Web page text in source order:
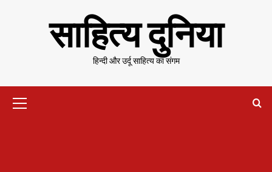
साहित्य दुनिया
हिन्दी और उर्दू साहित्य का संगम
Menu